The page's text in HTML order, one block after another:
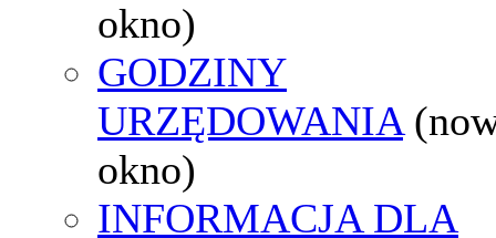
okno)
GODZINY
URZĘDOWANIA
okno)
INFORMACJA DLA